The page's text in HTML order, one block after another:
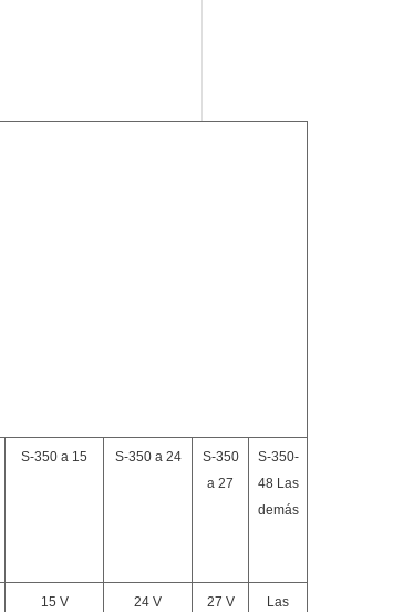
S-350 a 15 S-350 a 24
S-350
a 27
S-350-
48 Las
demás
15 V 24 V 27 V
Las